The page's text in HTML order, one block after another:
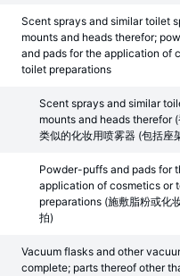
Scent sprays and similar toilet
mounts and heads therefor;
and pads for the application of
toilet preparations
Scent sprays and similar
mounts and heads therefor
类似的化妆用喷雾器 (包括座
Powder-puffs and pads for
application of cosmetics or
preparations (施敷脂粉或化
拍)
Vacuum flasks and other
complete; parts thereof other